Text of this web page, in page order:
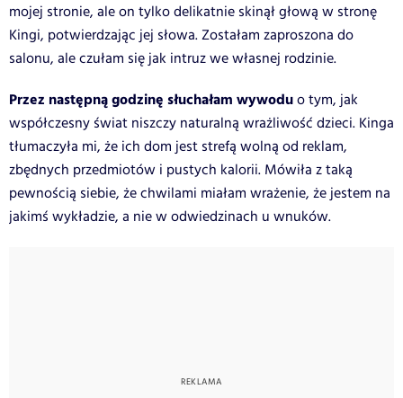
mojej stronie, ale on tylko delikatnie skinął głową w stronę
Kingi, potwierdzając jej słowa. Zostałam zaproszona do
salonu, ale czułam się jak intruz we własnej rodzinie.
Przez następną godzinę słuchałam wywoduo tym, jak
współczesny świat niszczy naturalną wrażliwość dzieci. Kinga
tłumaczyła mi, że ich dom jest strefą wolną od reklam,
zbędnych przedmiotów i pustych kalorii. Mówiła z taką
pewnością siebie, że chwilami miałam wrażenie, że jestem na
jakimś wykładzie, a nie w odwiedzinach u wnuków.